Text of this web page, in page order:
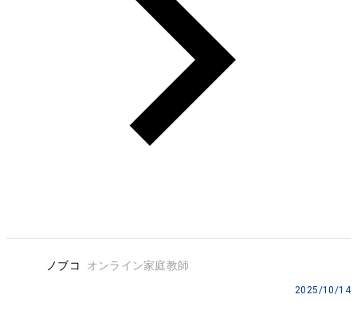
ノブコ オンライン家庭教師
2025/10/14